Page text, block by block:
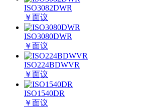
ISO3082DWR
￥面议
ISO3080DWR
￥面议
ISO224BDWVR
￥面议
ISO1540DR
￥面议